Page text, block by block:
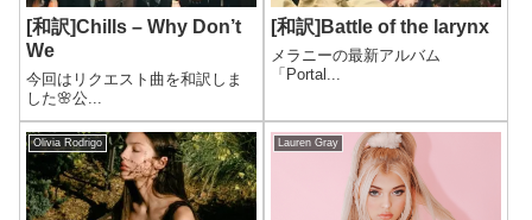
[和訳]Chills – Why Don’t
We
今回はリクエスト曲を和訳しま
した🌸公...
[和訳]Battle of the larynx
メラニーの最新アルバム
「Portal...
Olivia Rodrigo Lauren Gray